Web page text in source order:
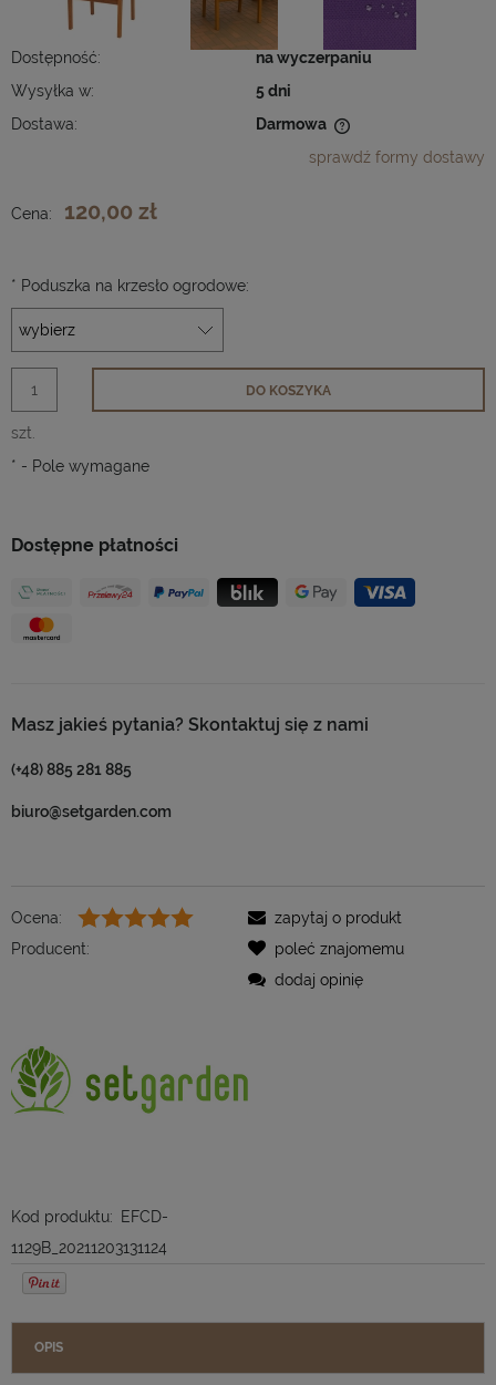
Dostępność:
na wyczerpaniu
Wysyłka w:
5 dni
Dostawa:
Darmowa
sprawdź formy dostawy
Dostępne płatności
Masz jakieś pytania? Skontaktuj się z nami
(+48) 885 281 885
biuro@setgarden.com
Cena: 120,00 zł
* Poduszka na krzesło ogrodowe:
szt.
DO KOSZYKA
* - Pole wymagane
Ocena:
Producent:
Kod produktu:
EFCD-
1129B_20211203131124
zapytaj o produkt
poleć znajomemu
dodaj opinię
OPIS